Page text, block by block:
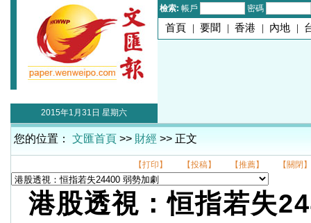
檢索: 帳戶 密碼
首頁 | 要聞 | 香港 | 內地 |
2015年1月31日 星期六
您的位置： 文匯首頁 >> 財經 >> 正文
【打印】 【投稿】 【推薦】 【關閉】
港股透視：恒指若失